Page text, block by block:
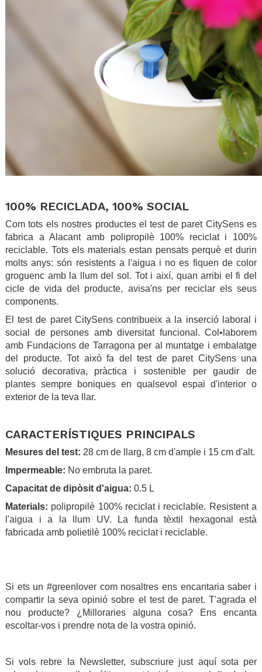
100% RECICLADA, 100% SOCIAL
Com tots els nostres productes el test de paret CitySens es
fabrica a Alacant amb polipropilè 100% reciclat i 100%
reciclable. Tots els materials estan pensats perquè et durin
molts anys: són resistents a l'aigua i no es fiquen de color
groguenc amb la llum del sol. Tot i així, quan arribi el fi del
cicle de vida del producte, avisa'ns per reciclar els seus
components.
El test de paret CitySens contribueix a la inserció laboral i
social de persones amb diversitat funcional. Col•laborem
amb Fundacions de Tarragona per al muntatge i embalatge
del producte. Tot això fa del test de paret CitySens una
solució decorativa, pràctica i sostenible per gaudir de
plantes sempre boniques en qualsevol espai d'interior o
exterior de la teva llar.
CARACTERÍSTIQUES PRINCIPALS
Mesures del test: 28 cm de llarg, 8 cm d'ample i 15 cm d'alt.
Impermeable: No embruta la paret.
Capacitat de dipòsit d'aigua: 0.5 L
Materials: polipropilè 100% reciclat i reciclable. Resistent a
l'aigua i a la llum UV. La funda tèxtil hexagonal està
fabricada amb polietilè 100% reciclat i reciclable.
Si ets un #greenlover com nosaltres ens encantaria saber i
compartir la seva opinió sobre el test de paret. T'agrada el
nou producte? ¿Milloraries alguna cosa? Ens encanta
escoltar-vos i prendre nota de la vostra opinió.
Si vols rebre la Newsletter, subscriure just aquí sota per